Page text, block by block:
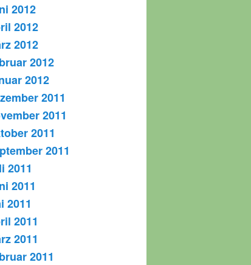
2012
2012
2012
2012
2012
2011
2011
2011
2011
2011
2011
2011
2011
2011
2011